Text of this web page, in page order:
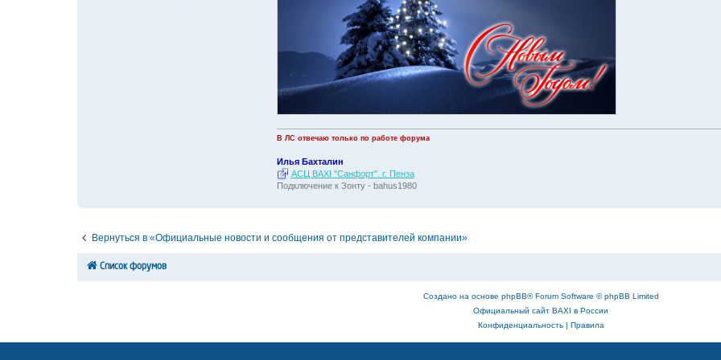
В ЛС отвечаю только по работе форума
Илья Бахталин
АСЦ BAXI "Санфорт". г. Пенза
Подключение к Зонту - bahus1980
Вернуться в «Официальные новости и сообщения от представителей компании»
Список форумов
Создано на основе phpBB® Forum Software © phpBB Limited
Официальный сайт BAXI в России
Конфиденциальность| Правила